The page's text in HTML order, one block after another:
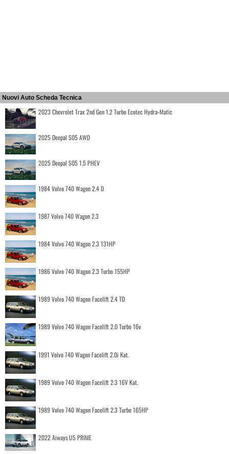
Nuovi Auto Scheda Tecnica
2023 Chevrolet Trax 2nd Gen 1.2 Turbo Ecotec Hydra-Matic
2025 Deepal S05 AWD
2025 Deepal S05 1.5 PHEV
1984 Volvo 740 Wagon 2.4 D
1987 Volvo 740 Wagon 2.3
1984 Volvo 740 Wagon 2.3 131HP
1986 Volvo 740 Wagon 2.3 Turbo 155HP
1989 Volvo 740 Wagon Facelift 2.4 TD
1989 Volvo 740 Wagon Facelift 2.0 Turbo 16v
1991 Volvo 740 Wagon Facelift 2.0i Kat.
1989 Volvo 740 Wagon Facelift 2.3 16V Kat.
1989 Volvo 740 Wagon Facelift 2.3 Turbo 165HP
2022 Aiways U5 PRIME